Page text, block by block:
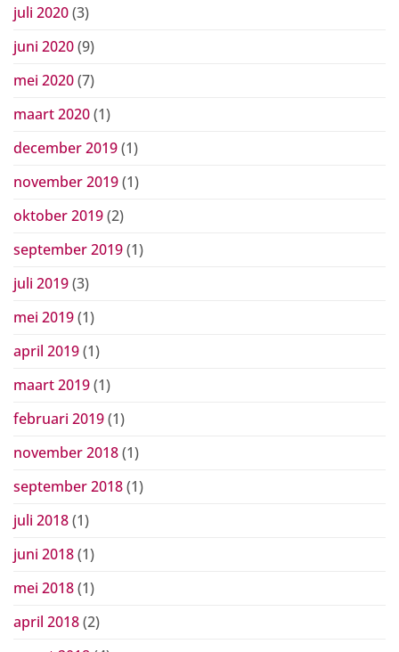
juli 2020(3)
juni 2020(9)
mei 2020(7)
maart 2020(1)
december 2019(1)
november 2019(1)
oktober 2019(2)
september 2019(1)
juli 2019(3)
mei 2019(1)
april 2019(1)
maart 2019(1)
februari 2019(1)
november 2018(1)
september 2018(1)
juli 2018(1)
juni 2018(1)
mei 2018(1)
april 2018(2)